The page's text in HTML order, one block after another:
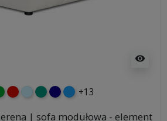
visibility
czerwony
błękitnyturkusowy
granatowy
niebieski
+13
| sofa modułowa - element